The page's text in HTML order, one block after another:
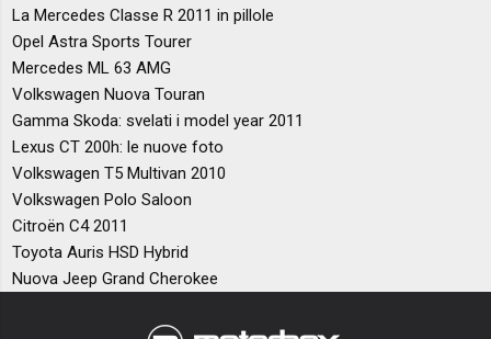
La Mercedes Classe R 2011 in pillole
Opel Astra Sports Tourer
Mercedes ML 63 AMG
Volkswagen Nuova Touran
Gamma Skoda: svelati i model year 2011
Lexus CT 200h: le nuove foto
Volkswagen T5 Multivan 2010
Volkswagen Polo Saloon
Citroën C4 2011
Toyota Auris HSD Hybrid
Nuova Jeep Grand Cherokee